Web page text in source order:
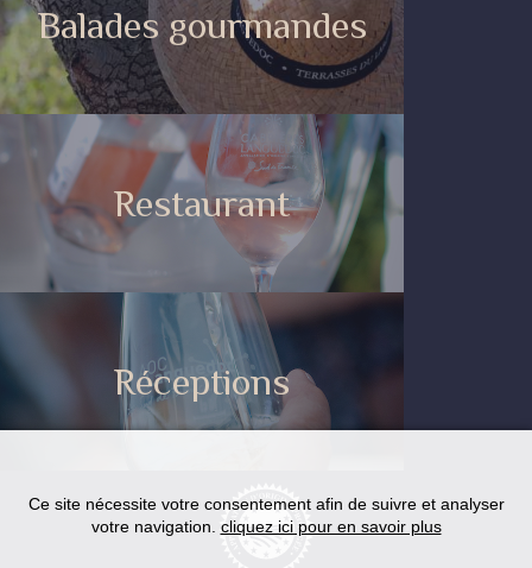
Balades gourmandes
Restaurant
Réceptions
Ce site nécessite votre consentement afin de suivre et analyser
votre navigation. cliquez ici pour en savoir plus